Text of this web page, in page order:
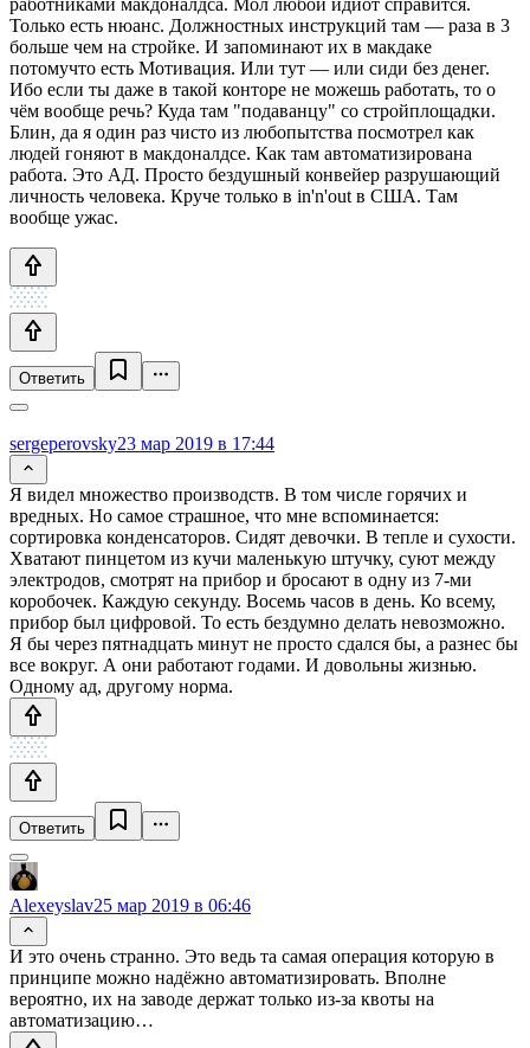
Только есть нюанс. Должностных инструкций там — раза в 3
больше чем на стройке. И запоминают их в макдаке
потомучто есть Мотивация. Или тут — или сиди без денег.
Ибо если ты даже в такой конторе не можешь работать, то о
чём вообще речь? Куда там "подаванцу" со стройплощадки.
Блин, да я один раз чисто из любопытства посмотрел как
людей гоняют в макдоналдсе. Как там автоматизирована
работа. Это АД. Просто бездушный конвейер разрушающий
личность человека. Круче только в in'n'out в США. Там
вообще ужас.
Ответить
sergeperovsky23 мар 2019 в 17:44
Я видел множество производств. В том числе горячих и
вредных. Но самое страшное, что мне вспоминается:
сортировка конденсаторов. Сидят девочки. В тепле и сухости.
Хватают пинцетом из кучи маленькую штучку, суют между
электродов, смотрят на прибор и бросают в одну из 7-ми
коробочек. Каждую секунду. Восемь часов в день. Ко всему,
прибор был цифровой. То есть бездумно делать невозможно.
Я бы через пятнадцать минут не просто сдался бы, а разнес бы
все вокруг. А они работают годами. И довольны жизнью.
Одному ад, другому норма.
Ответить
Alexeyslav25 мар 2019 в 06:46
И это очень странно. Это ведь та самая операция которую в
принципе можно надёжно автоматизировать. Вполне
вероятно, их на заводе держат только из-за квоты на
автоматизацию…